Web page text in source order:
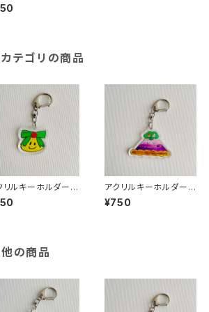
ーシップコマンダー
クうさぎ）
テゴリの商品
リルキーホルダー
星人
アクリルキーホルダー
スヤスヤ山
¥750
の商品